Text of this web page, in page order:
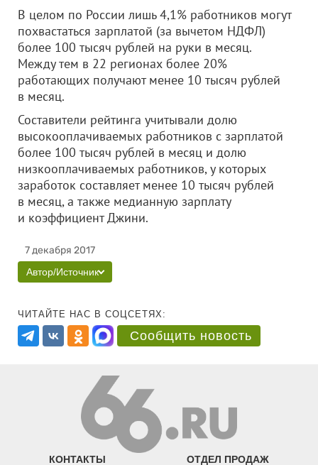
В целом по России лишь 4,1% работников могут
похвастаться зарплатой (за вычетом НДФЛ)
более 100 тысяч рублей на руки в месяц.
Между тем в 22 регионах более 20%
работающих получают менее 10 тысяч рублей
в месяц.
Составители рейтинга учитывали долю
высокооплачиваемых работников с зарплатой
более 100 тысяч рублей в месяц и долю
низкооплачиваемых работников, у которых
заработок составляет менее 10 тысяч рублей
в месяц, а также медианную зарплату
и коэффициент Джини.
7 декабря 2017
Автор/Источник
ЧИТАЙТЕ НАС В СОЦСЕТЯХ:
Сообщить новость
КОНТАКТЫ ОТДЕЛ ПРОДАЖ